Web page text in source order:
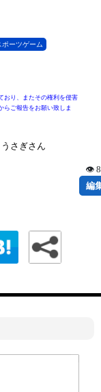
ポーツゲーム
おり、またその権利を侵害
らご報告をお願い致しま
うさぎさん
👁
編